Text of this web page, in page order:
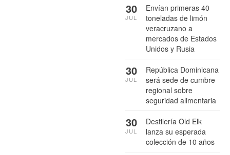
Envían primeras 40
toneladas de limón
veracruzano a
mercados de Estados
Unidos y Rusia
30
JUL
República Dominicana
será sede de cumbre
regional sobre
seguridad alimentaria
30
JUL
Destilería Old Elk
lanza su esperada
colección de 10 años
30
JUL